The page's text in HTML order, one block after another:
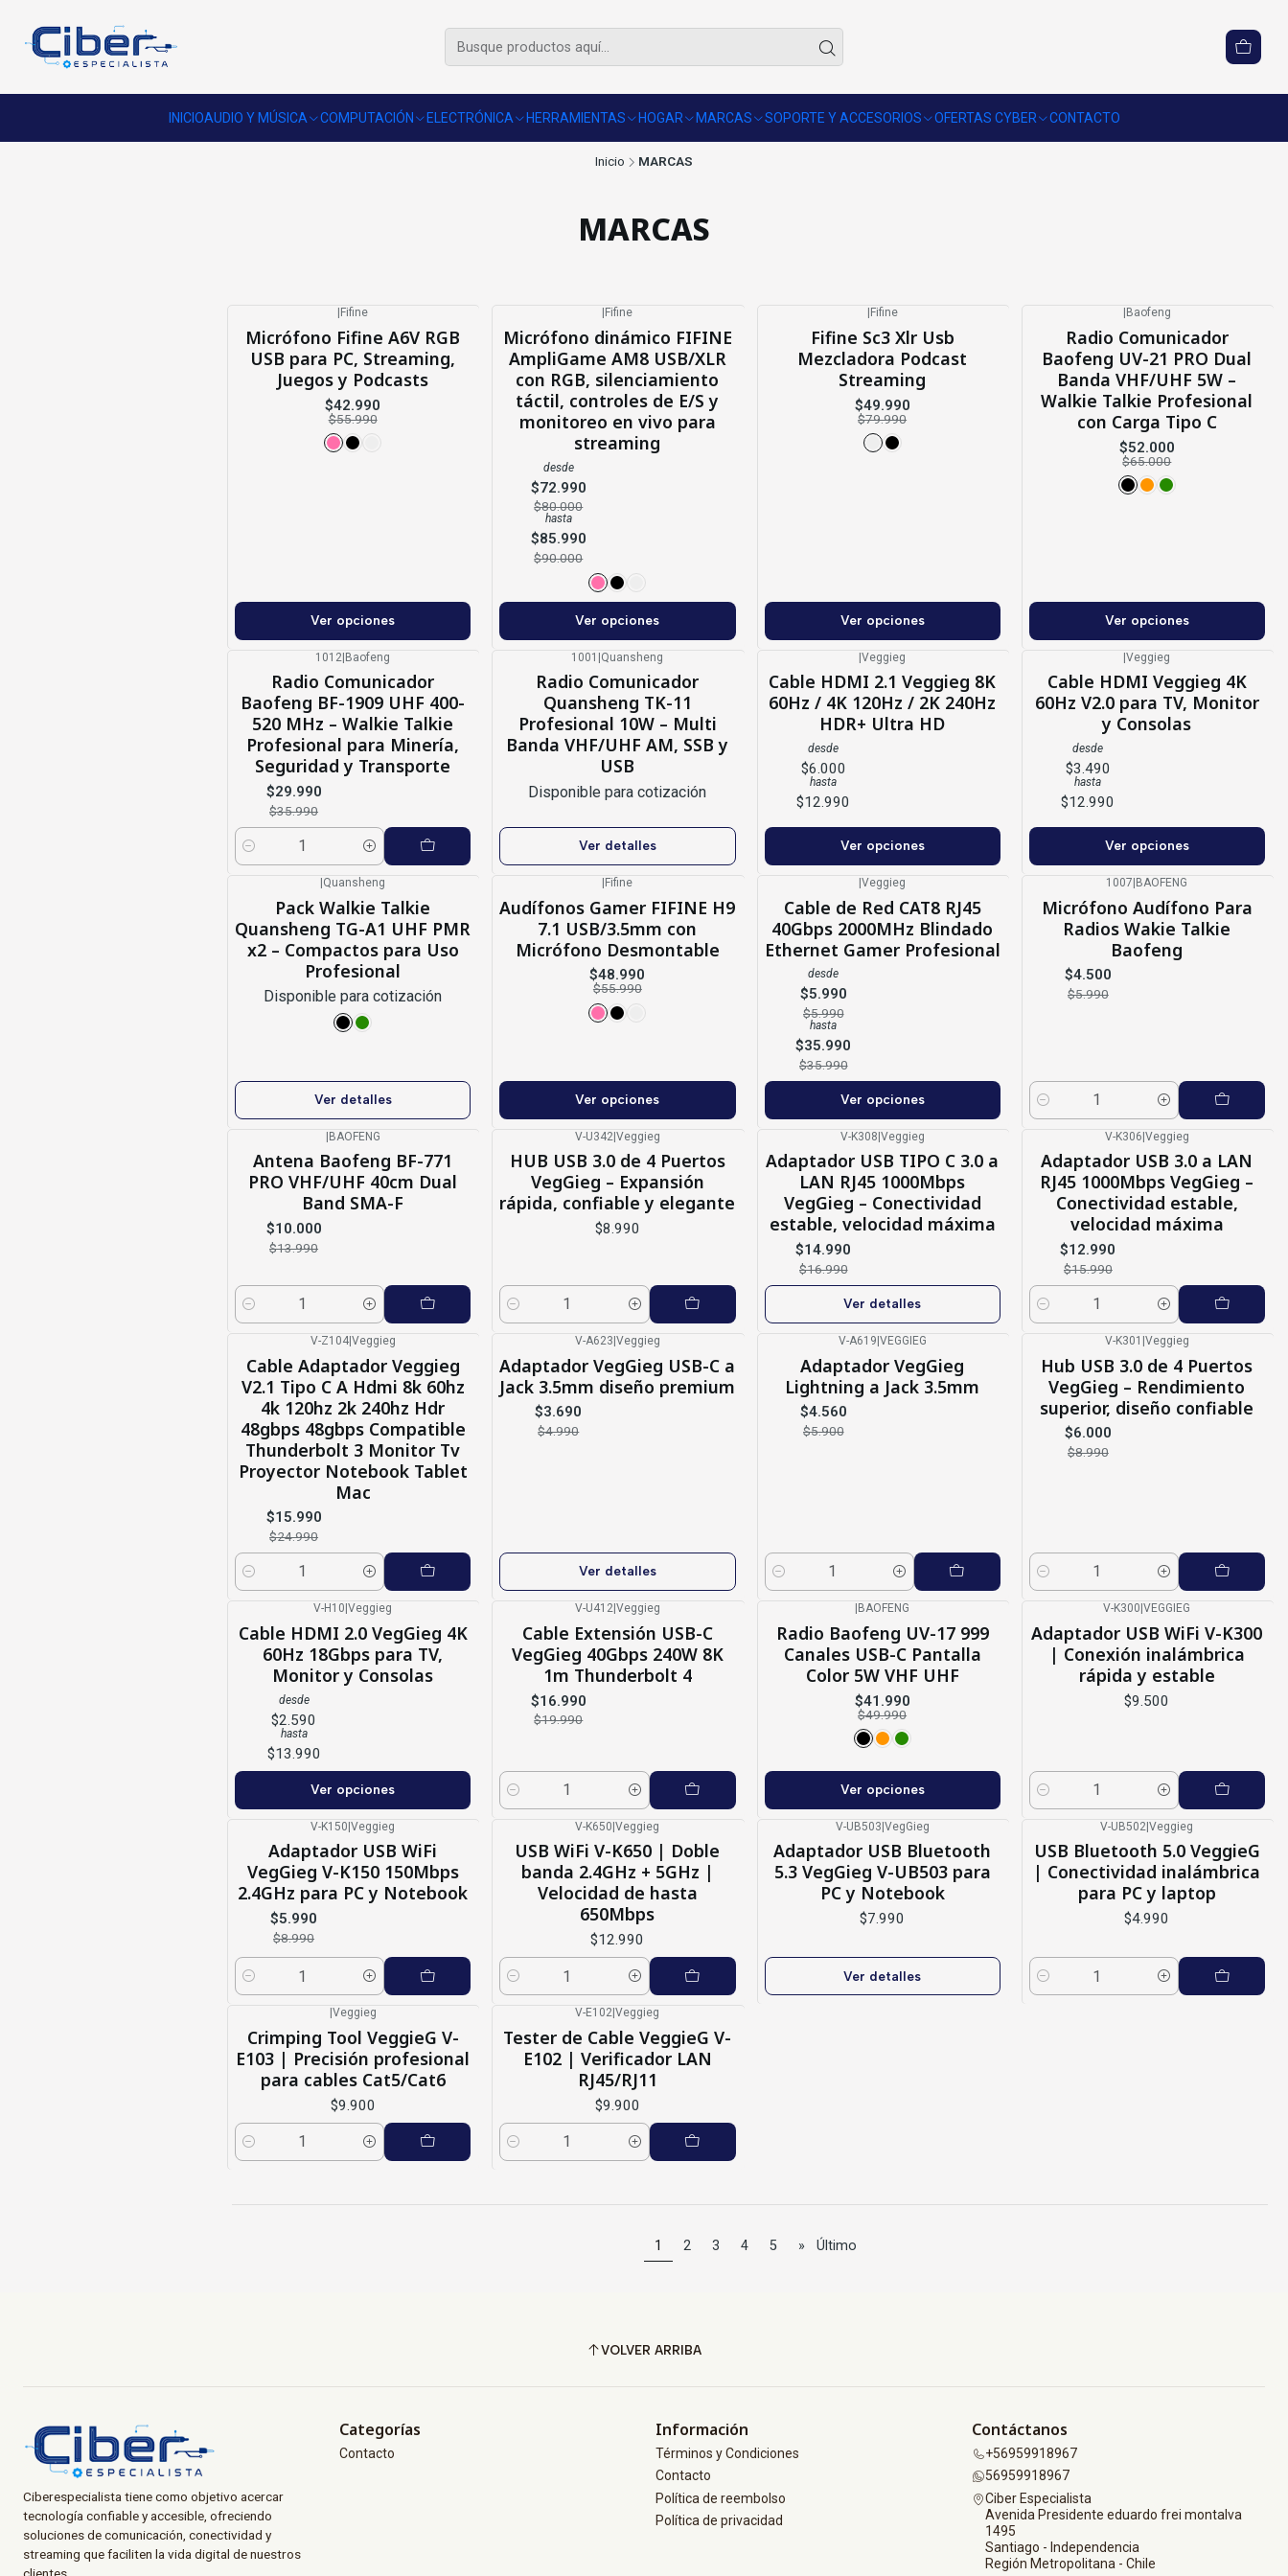
INICIOAUDIO Y MÚSICA COMPUTACIÓN ELECTRÓNICA HERRAMIENTAS HOGAR MARCAS SOPORTE Y ACCESORIOS OFERTAS CYBER CONTACTO
Inicio MARCAS
MARCAS
Fifine
Micrófono Fifine A6V RGB
USB para PC, Streaming,
Juegos y Podcasts
$42.990
$55.990
Ver opciones
Fifine
Micrófono dinámico FIFINE
AmpliGame AM8 USB/XLR
con RGB, silenciamiento
táctil, controles de E/S y
monitoreo en vivo para
streaming
desde
$72.990
$80.000
hasta
$85.990
$90.000
Ver opciones
Fifine
Fifine Sc3 Xlr Usb
Mezcladora Podcast
Streaming
$49.990
$79.990
Ver opciones
Baofeng
Radio Comunicador
Baofeng UV-21 PRO Dual
Banda VHF/UHF 5W –
Walkie Talkie Profesional
con Carga Tipo C
$52.000
$65.000
Ver opciones
1012|Baofeng
Radio Comunicador
Baofeng BF-1909 UHF 400-
520 MHz – Walkie Talkie
Profesional para Minería,
Seguridad y Transporte
$29.990
$35.990
Cantidad
Agotado
1001 |Quansheng
Radio Comunicador
Quansheng TK-11
Profesional 10W – Multi
Banda VHF/UHF AM, SSB y
USB
Disponible para cotización
Ver detalles
|Veggieg
Cable HDMI 2.1 Veggieg 8K
60Hz / 4K 120Hz / 2K 240Hz
HDR+ Ultra HD
desde
$6.000
hasta
$12.990
Ver opciones
|Veggieg
Cable HDMI Veggieg 4K
60Hz V2.0 para TV, Monitor
y Consolas
desde
$3.490
hasta
$12.990
Ver opciones
Agotado
|Quansheng
Pack Walkie Talkie
Quansheng TG-A1 UHF PMR
x2 – Compactos para Uso
Profesional
Disponible para cotización
Ver detalles
|Fifine
Audífonos Gamer FIFINE H9
7.1 USB/3.5mm con
Micrófono Desmontable
$48.990
$55.990
Ver opciones
|Veggieg
Cable de Red CAT8 RJ45
40Gbps 2000MHz Blindado
Ethernet Gamer Profesional
desde
$5.990
$5.990
hasta
$35.990
$35.990
Ver opciones
1007|BAOFENG
Micrófono Audífono Para
Radios Wakie Talkie
Baofeng
$4.500
$5.990
Cantidad
|BAOFENG
Antena Baofeng BF-771
PRO VHF/UHF 40cm Dual
Band SMA-F
$10.000
$13.990
Cantidad
V-U342|Veggieg
HUB USB 3.0 de 4 Puertos
VegGieg – Expansión
rápida, confiable y elegante
$8.990
Cantidad
Agotado
V-K308|Veggieg
Adaptador USB TIPO C 3.0 a
LAN RJ45 1000Mbps
VegGieg – Conectividad
estable, velocidad máxima
$14.990
$16.990
Ver detalles
V-K306|Veggieg
Adaptador USB 3.0 a LAN
RJ45 1000Mbps VegGieg –
Conectividad estable,
velocidad máxima
$12.990
$15.990
Cantidad
V-Z104|Veggieg
Cable Adaptador Veggieg
V2.1 Tipo C A Hdmi 8k 60hz
4k 120hz 2k 240hz Hdr
48gbps 48gbps Compatible
Thunderbolt 3 Monitor Tv
Proyector Notebook Tablet
Mac
$15.990
$24.990
Cantidad
Agotado
V-A623|Veggieg
Adaptador VegGieg USB-C a
Jack 3.5mm diseño premium
$3.690
$4.990
Ver detalles
V-A619|VEGGIEG
Adaptador VegGieg
Lightning a Jack 3.5mm
$4.560
$5.900
Cantidad
V-K301 |Veggieg
Hub USB 3.0 de 4 Puertos
VegGieg – Rendimiento
superior, diseño confiable
$6.000
$8.990
Cantidad
V-H10 |Veggieg
Cable HDMI 2.0 VegGieg 4K
60Hz 18Gbps para TV,
Monitor y Consolas
desde
$2.590
hasta
$13.990
Ver opciones
V-U412| Veggieg
Cable Extensión USB-C
VegGieg 40Gbps 240W 8K
1m Thunderbolt 4
$16.990
$19.990
Cantidad
BAOFENG
Radio Baofeng UV-17 999
Canales USB-C Pantalla
Color 5W VHF UHF
$41.990
$49.990
Ver opciones
V-K300 |VEGGIEG
Adaptador USB WiFi V-K300
| Conexión inalámbrica
rápida y estable
$9.500
Cantidad
V-K150|Veggieg
Adaptador USB WiFi
VegGieg V-K150 150Mbps
2.4GHz para PC y Notebook
$5.990
$8.990
Cantidad
V-K650|Veggieg
USB WiFi V-K650 | Doble
banda 2.4GHz + 5GHz |
Velocidad de hasta
650Mbps
$12.990
Cantidad
V-UB503|VegGieg
Adaptador USB Bluetooth
5.3 VegGieg V-UB503 para
PC y Notebook
$7.990
Ver detalles
V-UB502|Veggieg
USB Bluetooth 5.0 VeggieG
| Conectividad inalámbrica
para PC y laptop
$4.990
Cantidad
Veggieg
Crimping Tool VeggieG V-
E103 | Precisión profesional
para cables Cat5/Cat6
$9.900
Cantidad
V-E102 |Veggieg
Tester de Cable VeggieG V-
E102 | Verificador LAN
RJ45/RJ11
$9.900
Cantidad
1 2 3 4 5 » Último
VOLVER ARRIBA
Ciberespecialista tiene como objetivo acercar
tecnología confiable y accesible, ofreciendo
soluciones de comunicación, conectividad y
streaming que faciliten la vida digital de nuestros
Categorías
Contacto
Información
Términos y Condiciones
Contacto
Política de reembolso
Política de privacidad
Contáctanos
+56959918967
56959918967
Ciber Especialista
Avenida Presidente eduardo frei montalva
1495
Santiago - Independencia
Región Metropolitana - Chile